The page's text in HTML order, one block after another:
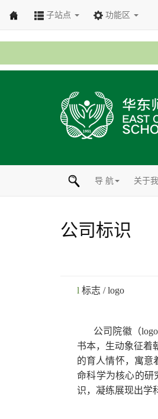
子站点 功能区
导 航 关于
公司标识
l 标志 / logo
公司院徽（
书本，生动象征着
的育人情怀，寓意
命科学为核心的研
识，凝练展现出学